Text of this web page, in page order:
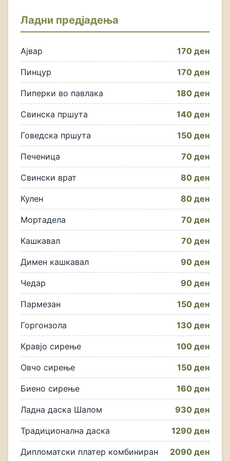
Ладни предјадења
Ајвар 170 ден
Пинцур 170 ден
Пиперки во павлака 180 ден
Свинска пршута 140 ден
Говедска пршута 150 ден
Печеница 70 ден
Свински врат 80 ден
Кулен 80 ден
Мортадела 70 ден
Кашкавал 70 ден
Димен кашкавал 90 ден
Чедар 90 ден
Пармезан 150 ден
Горгонзола 130 ден
Кравјо сирење 100 ден
Овчо сирење 150 ден
Биено сирење 160 ден
Ладна даска Шалом 930 ден
Традиционална даска 1290 ден
Дипломатски платер комбиниран 2090 ден